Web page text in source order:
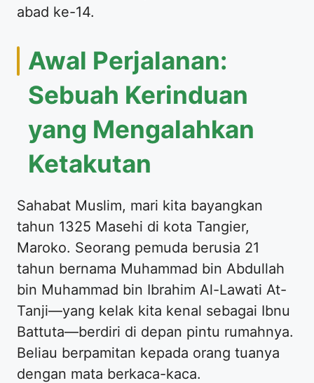
abad ke-14.
Awal Perjalanan:
Sebuah Kerinduan
yang Mengalahkan
Ketakutan
Sahabat Muslim, mari kita bayangkan
tahun 1325 Masehi di kota Tangier,
Maroko. Seorang pemuda berusia 21
tahun bernama Muhammad bin Abdullah
bin Muhammad bin Ibrahim Al-Lawati At-
Tanji—yang kelak kita kenal sebagai Ibnu
Battuta—berdiri di depan pintu rumahnya.
Beliau berpamitan kepada orang tuanya
dengan mata berkaca-kaca.